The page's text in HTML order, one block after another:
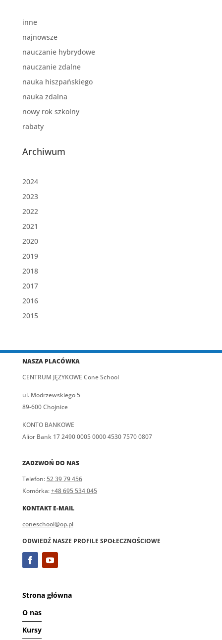
inne
najnowsze
nauczanie hybrydowe
nauczanie zdalne
nauka hiszpańskiego
nauka zdalna
nowy rok szkolny
rabaty
Archiwum
2024
2023
2022
2021
2020
2019
2018
2017
2016
2015
NASZA PLACÓWKA
CENTRUM JĘZYKOWE Cone School
ul. Modrzewskiego 5
89-600 Chojnice
KONTO BANKOWE
Alior Bank 17 2490 0005 0000 4530 7570 0807
ZADZWOŃ DO NAS
Telefon:52 39 79 456
Komórka:+48 695 534 045
KONTAKT E-MAIL
coneschool@op.pl
ODWIEDŹ NASZE PROFILE SPOŁECZNOŚCIOWE
Strona główna
O nas
Kursy